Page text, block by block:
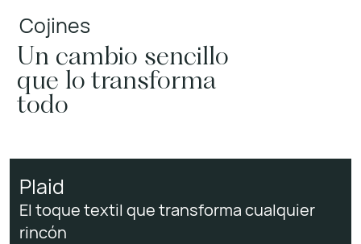
Cojines
Un cambio sencillo
que lo transforma
todo
Plaid
El toque textil que transforma cualquier
rincón